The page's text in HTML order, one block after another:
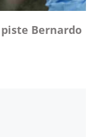
Bernardo